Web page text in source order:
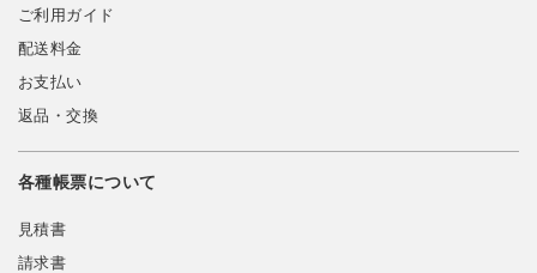
ご利用ガイド
配送料金
お支払い
返品・交換
各種帳票について
見積書
請求書